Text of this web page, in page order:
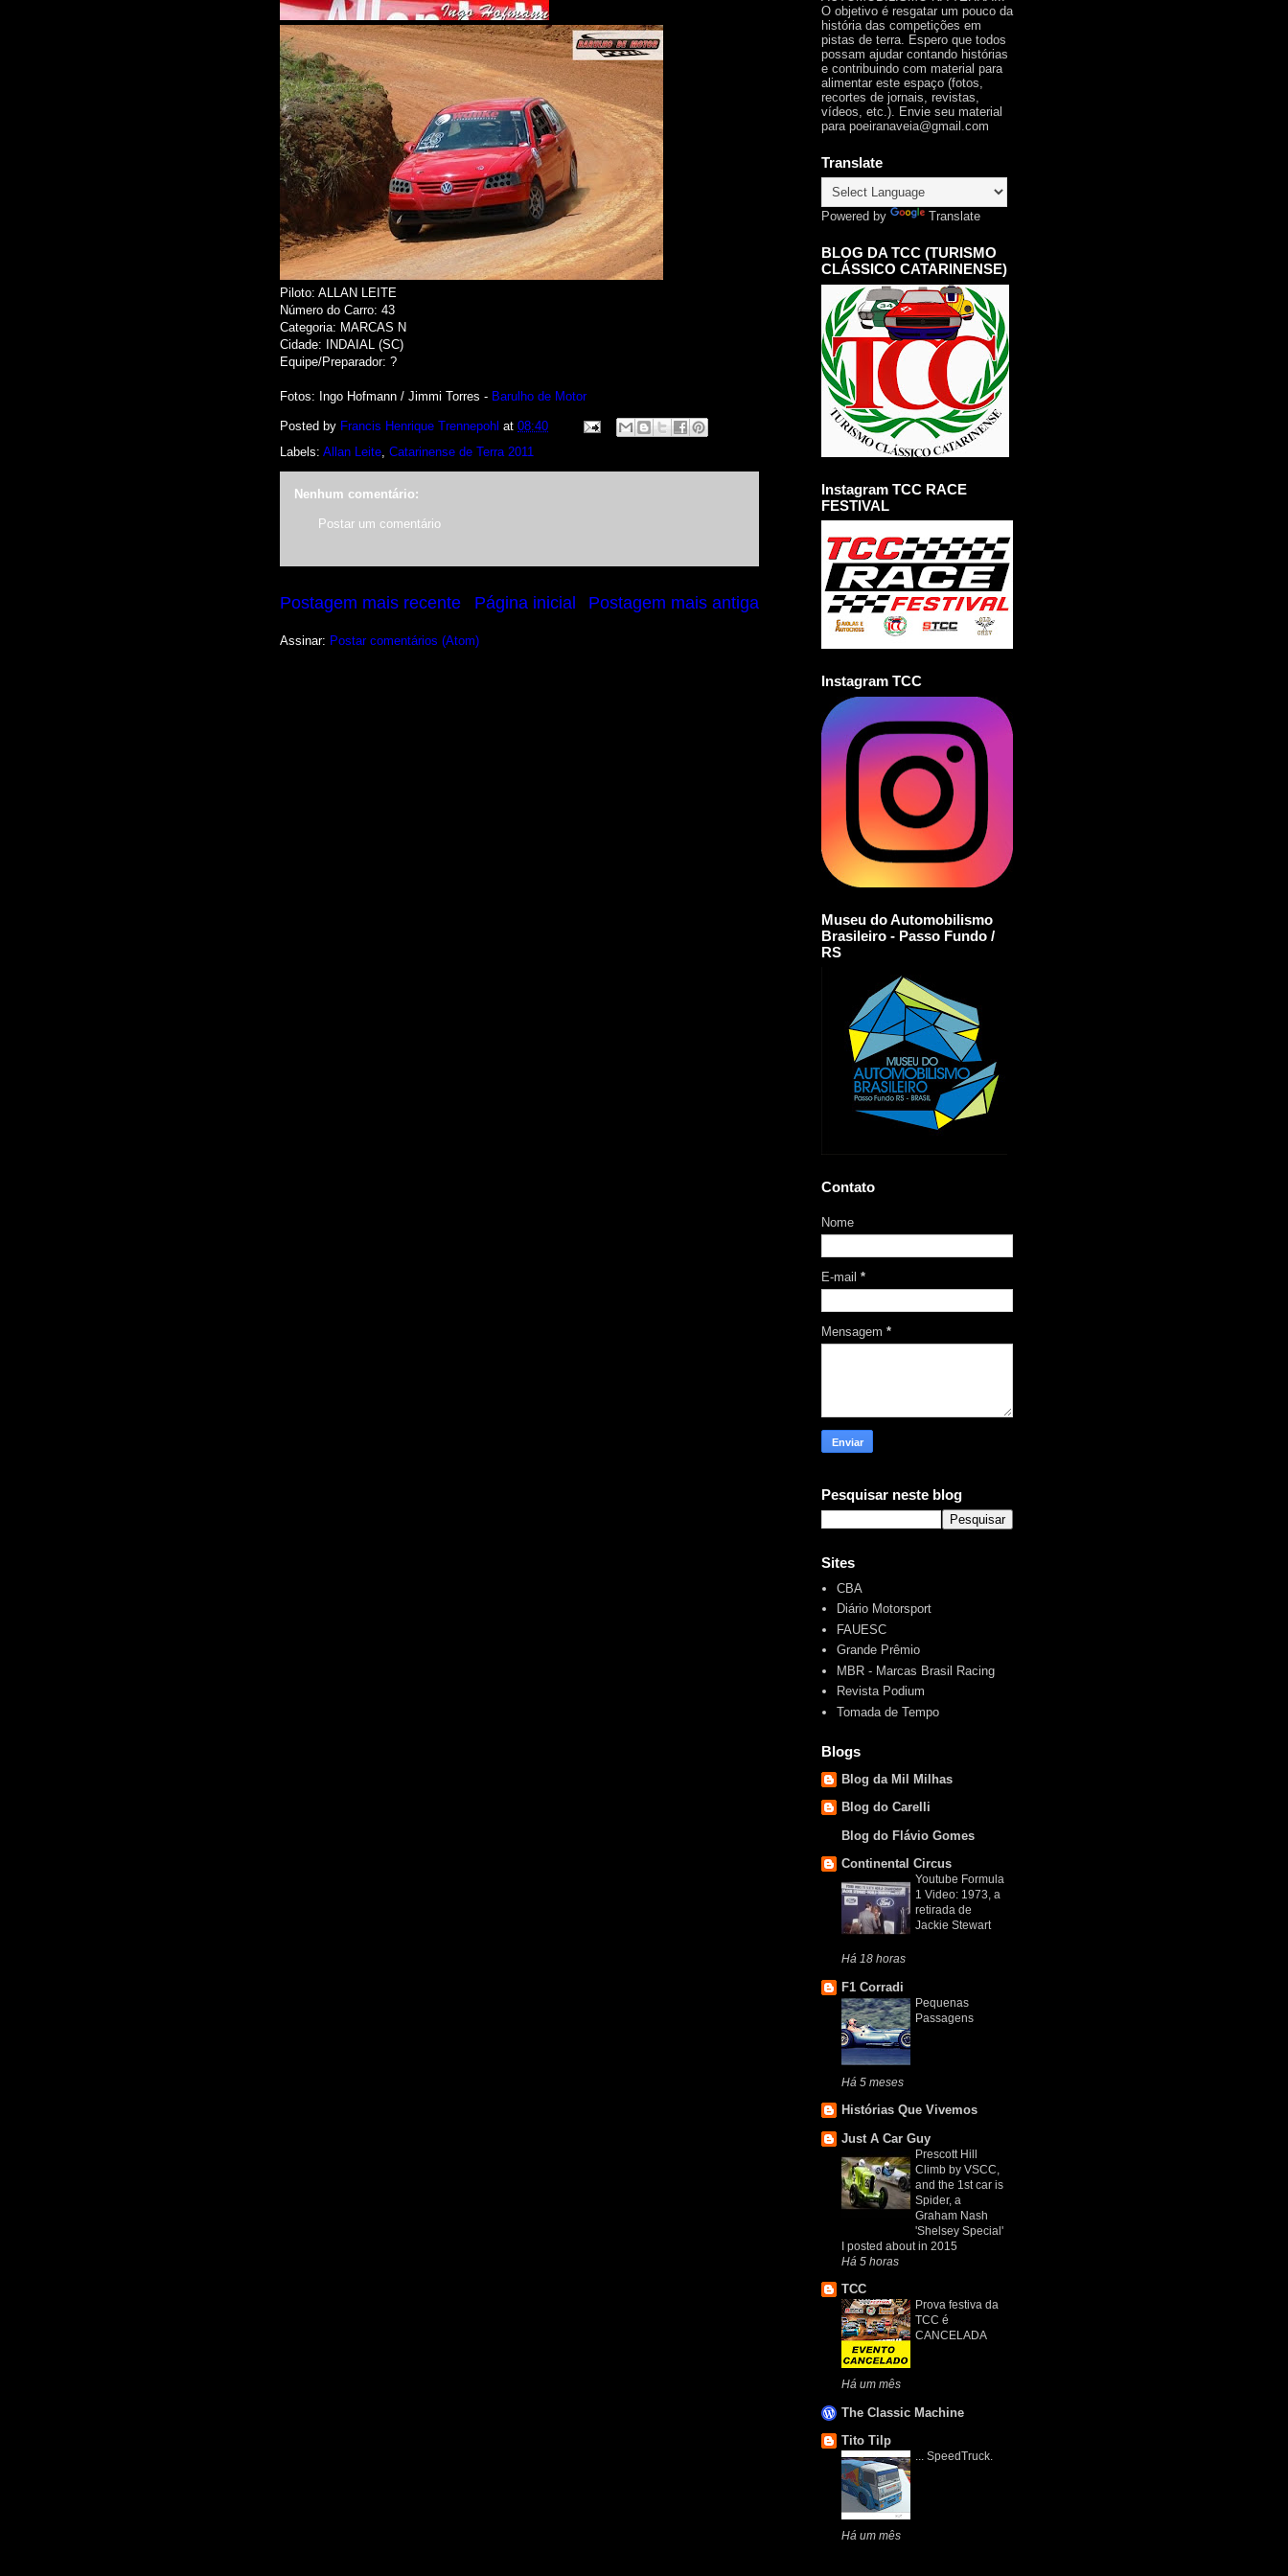
Piloto: ALLAN LEITE
Número do Carro: 43
Categoria: MARCAS N
Cidade: INDAIAL (SC)
Equipe/Preparador: ?
Fotos: Ingo Hofmann / Jimmi Torres - Barulho de Motor
Posted by Francis Henrique Trennepohl at 08:40
Labels: Allan Leite, Catarinense de Terra 2011
Nenhum comentário:
Postar um comentário
Postagem mais recente Postagem mais antiga
Página inicial
Assinar: Postar comentários (Atom)
O objetivo é resgatar um pouco da
história das competições em
pistas de terra. Espero que todos
possam ajudar contando histórias
e contribuindo com material para
alimentar este espaço (fotos,
recortes de jornais, revistas,
vídeos, etc.). Envie seu material
para poeiranaveia@gmail.com
Translate
Powered by Translate
BLOG DA TCC (TURISMO
CLÁSSICO CATARINENSE)
Instagram TCC RACE
FESTIVAL
Instagram TCC
Museu do Automobilismo
Brasileiro - Passo Fundo /
RS
Contato
Nome
E-mail *
Mensagem *
Pesquisar neste blog
Sites
CBA
Diário Motorsport
FAUESC
Grande Prêmio
MBR - Marcas Brasil Racing
Revista Podium
Tomada de Tempo
Blogs
Blog da Mil Milhas
Blog do Carelli
Blog do Flávio Gomes
Continental Circus
Youtube Formula
1 Video: 1973, a
retirada de
Jackie Stewart
Há 18 horas
F1 Corradi
Pequenas
Passagens
Há 5 meses
Histórias Que Vivemos
Just A Car Guy
Prescott Hill
Climb by VSCC,
and the 1st car is
Spider, a
Graham Nash
'Shelsey Special'
I posted about in 2015
Há 5 horas
TCC
Prova festiva da
TCC é
CANCELADA
Há um mês
The Classic Machine
Tito Tilp
... SpeedTruck.
Há um mês